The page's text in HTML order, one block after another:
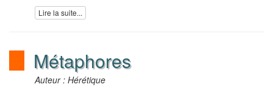
Lire la suite...
Métaphores
Auteur : Hérétique